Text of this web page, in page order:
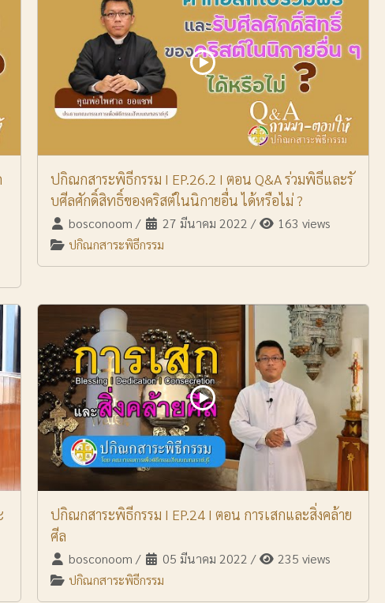
ปกิณกสาระพิธีกรรม I EP.26.2 I ตอน Q&A ร่วมพิธีและรั
บศีลศักดิ์สิทธิ์ของคริสต์ในนิกายอื่น ได้หรือไม่ ?
bosconoom / 27 มีนาคม 2022 /
163 views
ปกิณกสาระพิธีกรรม
ปกิณกสาระพิธีกรรม I EP.24 I ตอน การเสกและสิ่งคล้าย
ศีล
bosconoom / 05 มีนาคม 2022 /
235 views
ปกิณกสาระพิธีกรรม